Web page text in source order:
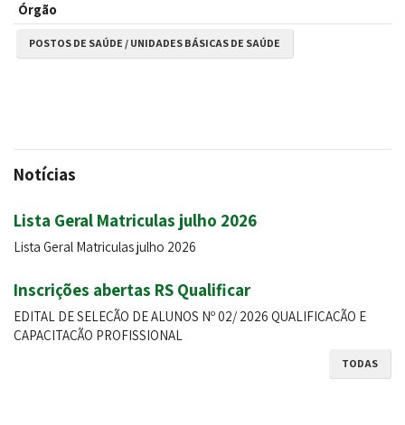
Órgão
POSTOS DE SAÚDE / UNIDADES BÁSICAS DE SAÚDE
Notícias
Lista Geral Matriculas julho 2026
Lista Geral Matriculas julho 2026
Inscrições abertas RS Qualificar
EDITAL DE SELEÇÃO DE ALUNOS Nº 02/ 2026 QUALIFICAÇÃO E
CAPACITAÇÃO PROFISSIONAL
TODAS